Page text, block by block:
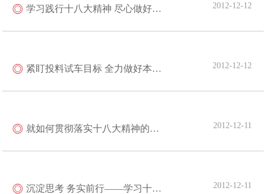
学习践行十八大精神 尽心做好本职工作 2012-12-12
紧盯投料试车目标 全力做好本职工作——学习十八大精神有感 2012-12-12
就如何贯彻落实十八大精神的几点建议 2012-12-11
沉淀思考 务实前行——学习十八大心得体会 2012-12-11